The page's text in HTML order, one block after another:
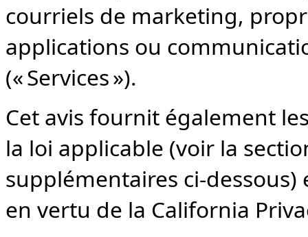
courriels de marketing,
applications ou
(« Services »).
Cet avis fournit également
la loi applicable (voir la
supplémentaires ci-
en vertu de la California